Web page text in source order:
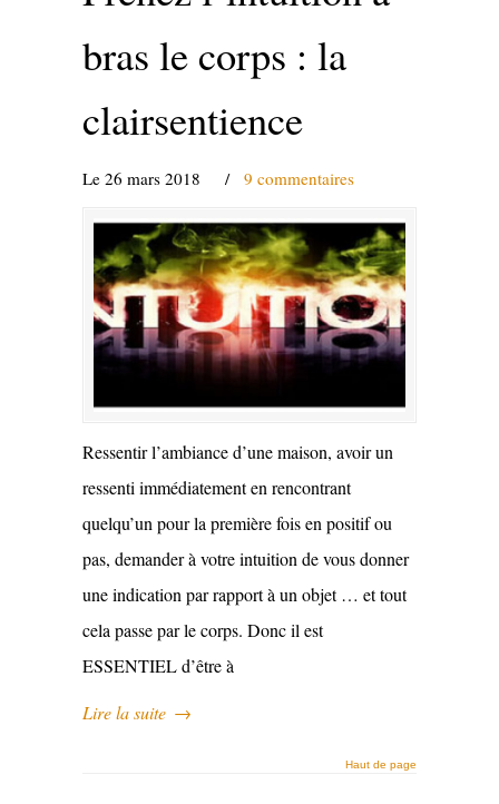
bras le corps : la
clairsentience
Le 26 mars 2018 / 9 commentaires
Ressentir l’ambiance d’une maison, avoir un
ressenti immédiatement en rencontrant
quelqu’un pour la première fois en positif ou
pas, demander à votre intuition de vous donner
une indication par rapport à un objet … et tout
cela passe par le corps. Donc il est
ESSENTIEL d’être à
Lire la suite →
Haut de page